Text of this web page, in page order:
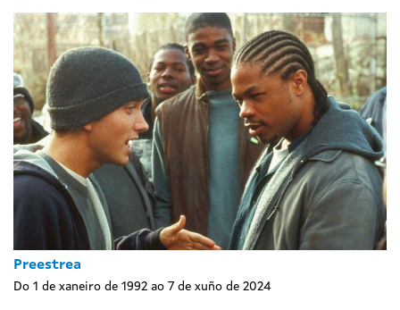
Preestrea
Do 1 de xaneiro de 1992 ao 7 de xuño de 2024